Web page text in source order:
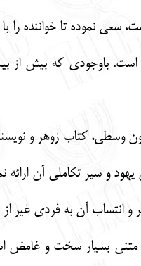
یهود در دانشگاه عبری اورشلیم بین سالهای 1932
است. باوجودی که بیش
وسطی، کتاب زوهر و
و سیر تکاملی آن ارائه
و انتساب آن به فردی غیر
متنی بسیار سخت و